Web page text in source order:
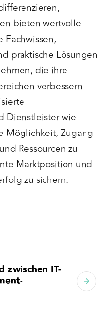
bieten wertvolle
Fachwissen,
praktische Lösungen
die ihre
verbessern
Dienstleister wie
Möglichkeit, Zugang
Ressourcen zu
Marktposition und
zu sichern.
zwischen IT-